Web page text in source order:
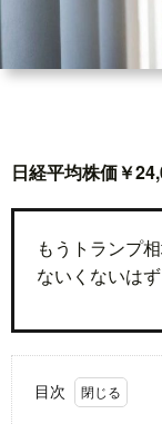
日経平均株価￥
もうトランプ
ないくないはず
目次